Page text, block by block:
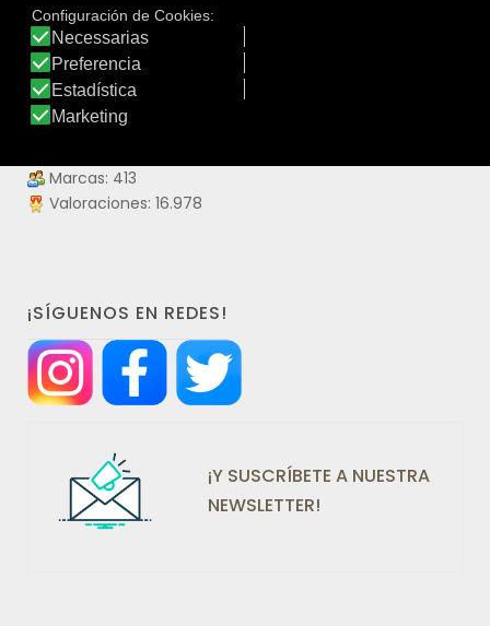
DATOS IDERMO
Productos: 4.475
Productos visitados: 55.869.244
Marcas: 413
Valoraciones: 16.978
¡SÍGUENOS EN REDES!
¡Y SUSCRÍBETE A NUESTRA
NEWSLETTER!